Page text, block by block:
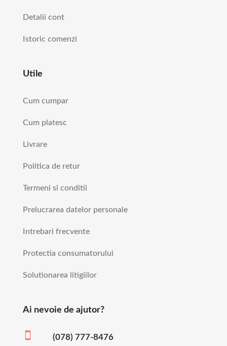
Detalii cont
Istoric comenzi
Utile
Cum cumpar
Cum platesc
Livrare
Politica de retur
Termeni si conditii
Prelucrarea datelor personale
Intrebari frecvente
Protectia consumatorului
Solutionarea litigiilor
Ai nevoie de ajutor?
 (078) 777-8476